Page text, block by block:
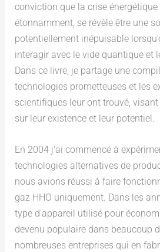
conviction que la crise énergétique
étonnamment, se révèle être une
potentiellement inépuisable
interagir avec le vide quantique et
Dans ce livre, je partage une
technologies prometteuses et les
scientifiques leur ont trouvé,
sur leur existence et leur potentiel.
En 2004 j’ai commencé à
technologies alternatives de
nous avions réussi à faire
gaz HHO uniquement. Dans les
type d’appareil utilisé pour
devenu populaire dans beaucoup
nombreuses entreprises qui en